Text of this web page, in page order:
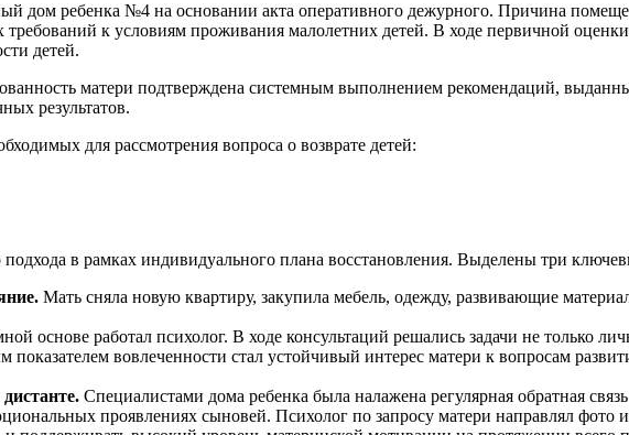
дом ребенка №4 на основании акта оперативного дежурного. Причина
требований к условиям проживания малолетних детей. В ходе первичной
детей.
матери подтверждена системным выполнением рекомендаций,
результатов.
для рассмотрения вопроса о возврате детей:
в рамках индивидуального плана восстановления. Выделены три
Мать сняла новую квартиру, закупила мебель, одежду, развивающие
основе работал психолог. В ходе консультаций решались задачи не только
вовлеченности стал устойчивый интерес матери к вопросам
Специалистами дома ребенка была налажена регулярная обратная
проявлениях сыновей. Психолог по запросу матери направлял фото